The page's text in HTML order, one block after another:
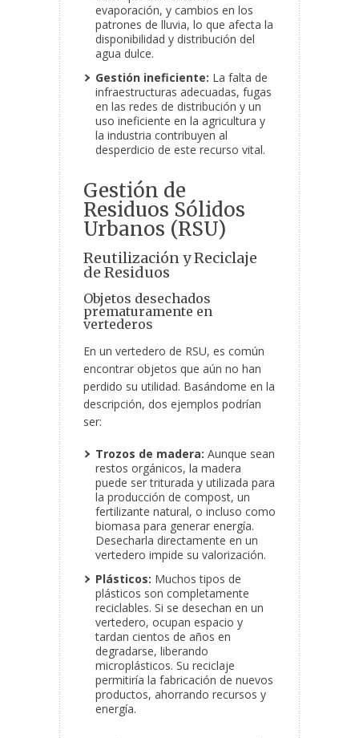
evaporación, y cambios en los
patrones de lluvia, lo que afecta la
disponibilidad y distribución del
agua dulce.
Gestión ineficiente: La falta de
infraestructuras adecuadas, fugas
en las redes de distribución y un
uso ineficiente en la agricultura y
la industria contribuyen al
desperdicio de este recurso vital.
Gestión de
Residuos Sólidos
Urbanos (RSU)
Reutilización y Reciclaje
de Residuos
Objetos desechados
prematuramente en
vertederos
En un vertedero de RSU, es común
encontrar objetos que aún no han
perdido su utilidad. Basándome en la
descripción, dos ejemplos podrían
ser:
Trozos de madera: Aunque sean
restos orgánicos, la madera
puede ser triturada y utilizada para
la producción de compost, un
fertilizante natural, o incluso como
biomasa para generar energía.
Desecharla directamente en un
vertedero impide su valorización.
Plásticos: Muchos tipos de
plásticos son completamente
reciclables. Si se desechan en un
vertedero, ocupan espacio y
tardan cientos de años en
degradarse, liberando
microplásticos. Su reciclaje
permitiría la fabricación de nuevos
productos, ahorrando recursos y
energía.